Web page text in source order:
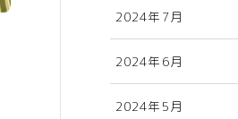
2024年7月
2024年6月
2024年5月